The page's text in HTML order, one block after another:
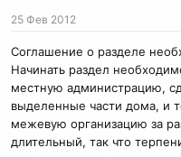
25 Фев 2012
Соглашение о разделе
Начинать раздел
местную администрацию,
выделенные части дома, и
межевую организацию за
длительный, так что